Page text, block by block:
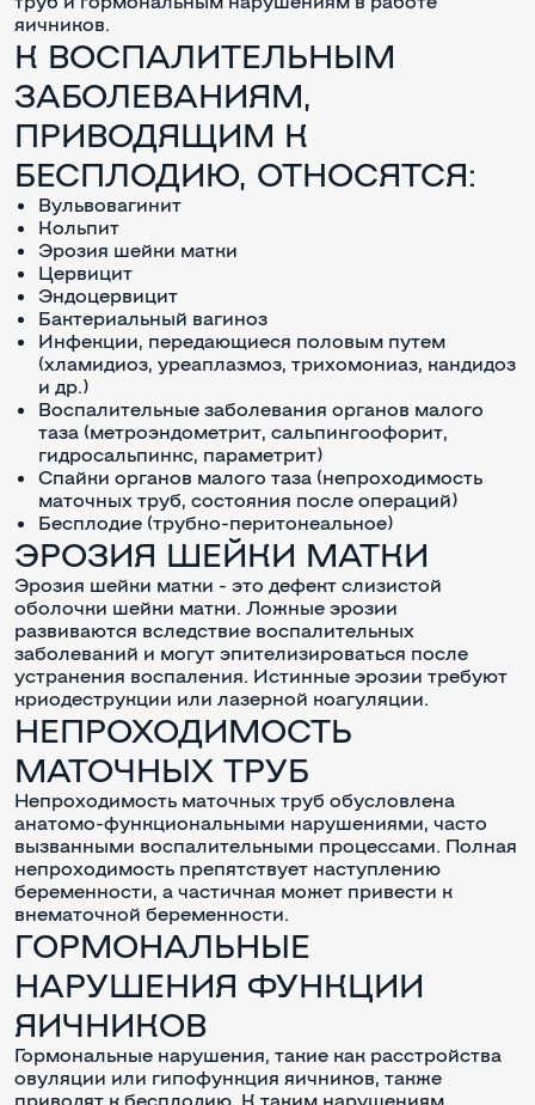
яичников.
К ВОСПАЛИТЕЛЬНЫМ
ЗАБОЛЕВАНИЯМ,
ПРИВОДЯЩИМ К
БЕСПЛОДИЮ, ОТНОСЯТСЯ:
Вульвовагинит
Кольпит
Эрозия шейки матки
Цервицит
Эндоцервицит
Бактериальный вагиноз
Инфекции, передающиеся половым путем
(хламидиоз, уреаплазмоз, трихомониаз, кандидоз
и др.)
Воспалительные заболевания органов малого
таза (метроэндометрит, сальпингоофорит,
гидросальпинкс, параметрит)
Спайки органов малого таза (непроходимость
маточных труб, состояния после операций)
Бесплодие (трубно-перитонеальное)
ЭРОЗИЯ ШЕЙКИ МАТКИ
Эрозия шейки матки - это дефект слизистой
оболочки шейки матки. Ложные эрозии
развиваются вследствие воспалительных
заболеваний и могут эпителизироваться после
устранения воспаления. Истинные эрозии требуют
криодеструкции или лазерной коагуляции.
НЕПРОХОДИМОСТЬ
МАТОЧНЫХ ТРУБ
Непроходимость маточных труб обусловлена
анатомо-функциональными нарушениями, часто
вызванными воспалительными процессами. Полная
непроходимость препятствует наступлению
беременности, а частичная может привести к
внематочной беременности.
ГОРМОНАЛЬНЫЕ
НАРУШЕНИЯ ФУНКЦИИ
ЯИЧНИКОВ
Гормональные нарушения, такие как расстройства
овуляции или гипофункция яичников, также
приводят к бесплодию. К таким нарушениям